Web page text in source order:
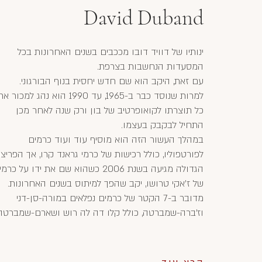
David Duband
ינותיו של דוויד דובו מככבים בשנים האחרונות בכל
המסעדות הנחשבות בצרפת.
עם זאת, היקב הוא שם חדש יחסית בנוף הבורגוני.
למרות שנוסד כבר ב-1965, עד 1990 הוא נהג
כל תוצרתו לקואופרטיב של בון ורק שנה לאחר מכן
התחיל לבקבק בעצמו.
במהלך העשור הזה הוא מוסיף עוד ועוד כרמים
לפורטפוליו, כולל רכישות של כרמי גראנד קרו, אך
הגדולה מגיעה בשנת 2006 כשהוא שם את ידו על
של ז'אקי טרושו, יקב שהפך למיתוס בשנים האחרונות.
מדובר ב-7 הקטר של כרמים נפלאים במורה-סן-דני
וז'ברה-שמברטה, כולל קלו דה לה רוש ושארם-